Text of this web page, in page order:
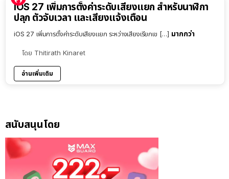
iOS 27 เพิ่มการตั้งค่าระดับเสียงแยก สำหรับนาฬิกา
ปลุก ตัวจับเวลา และเสียงแจ้งเตือน
iOS 27 เพิ่มการตั้งค่าระดับเสียงแยก ระหว่างเสียงเรียกเข […] มากกว่า
โดย Thitirath Kinaret
อ่านเพิ่มเติม
สนับสนุนโดย